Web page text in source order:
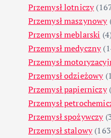
Przemysł lotniczy
Przemysł maszynowy
Przemysł meblarski
Przemysł medyczny
Przemysł
Przemysł odzieżowy
Przemysł papierniczy
Przemysł
Przemysł spożywczy
Przemysł stalowy